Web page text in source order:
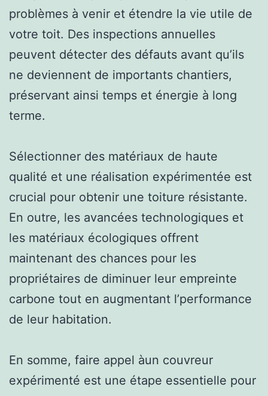
problèmes à venir et étendre la vie utile de
votre toit. Des inspections annuelles
peuvent détecter des défauts avant qu’ils
ne deviennent de importants chantiers,
préservant ainsi temps et énergie à long
terme.
Sélectionner des matériaux de haute
qualité et une réalisation expérimentée est
crucial pour obtenir une toiture résistante.
En outre, les avancées technologiques et
les matériaux écologiques offrent
maintenant des chances pour les
propriétaires de diminuer leur empreinte
carbone tout en augmentant l’performance
de leur habitation.
En somme, faire appel àun couvreur
expérimenté est une étape essentielle pour